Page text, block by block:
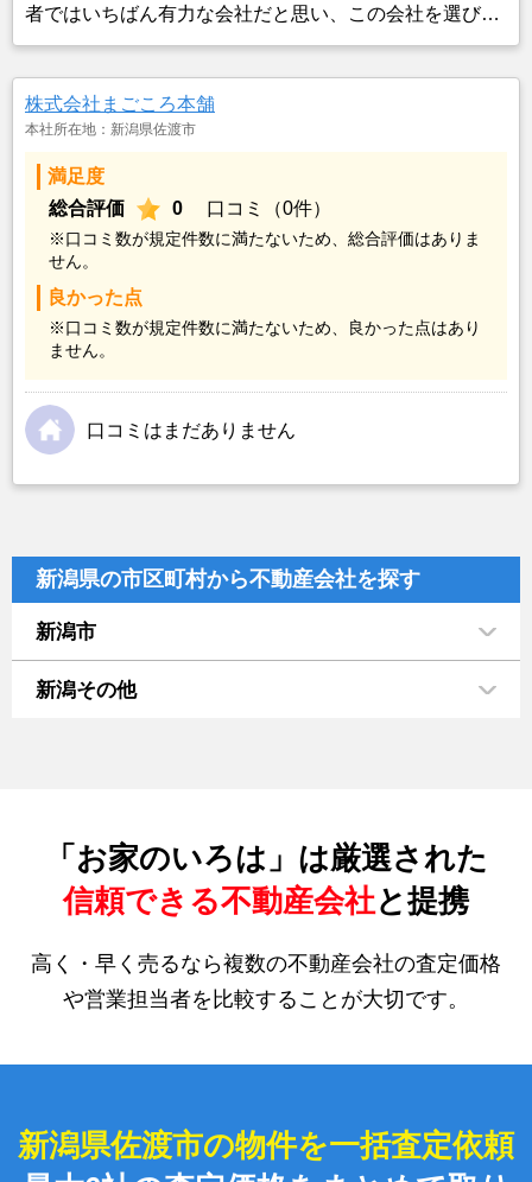
者ではいちばん有力な会社だと思い、この会社を選びま
株式会社まごころ本舗
本社所在地：新潟県佐渡市
満足度
総合評価
0 口コミ（0件）
※口コミ数が規定件数に満たないため、総合評価はありま
せん。
良かった点
※口コミ数が規定件数に満たないため、良かった点はあり
ません。
口コミはまだありません
新潟県の市区町村から不動産会社を探す
新潟市
新潟その他
「お家のいろは」は厳選された
信頼できる不動産会社と提携
高く・早く売るなら複数の不動産会社の査定価格
や営業担当者を比較することが大切です。
新潟県佐渡市の物件を一括査定依頼